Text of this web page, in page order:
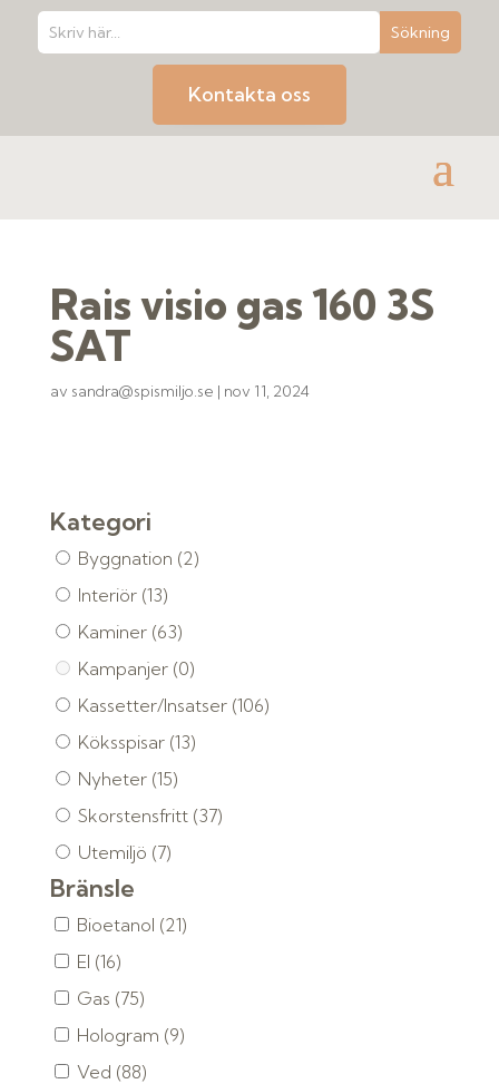
Kontakta oss
Rais visio gas 160 3S
SAT
av sandra@spismiljo.se | nov 11, 2024
Kategori
Byggnation (2)
Interiör (13)
Kaminer (63)
Kampanjer (0)
Kassetter/Insatser (106)
Köksspisar (13)
Nyheter (15)
Skorstensfritt (37)
Utemiljö (7)
Bränsle
Bioetanol (21)
El (16)
Gas (75)
Hologram (9)
Ved (88)